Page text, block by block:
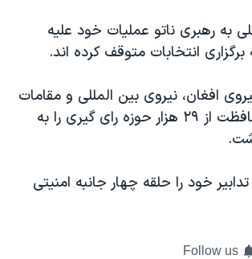
به رهبری ناتو عملیات خود علیه
برگزاری انتخابات متوقف کرده اند.
هزار نیروی افغان، نیروی بین المللی و مقامات
پلیس وظیفه محافظت از ۲۹ هزار حوزه رای گیری را به
خود را حلقه چهار جانبه امنیتی
Follow us